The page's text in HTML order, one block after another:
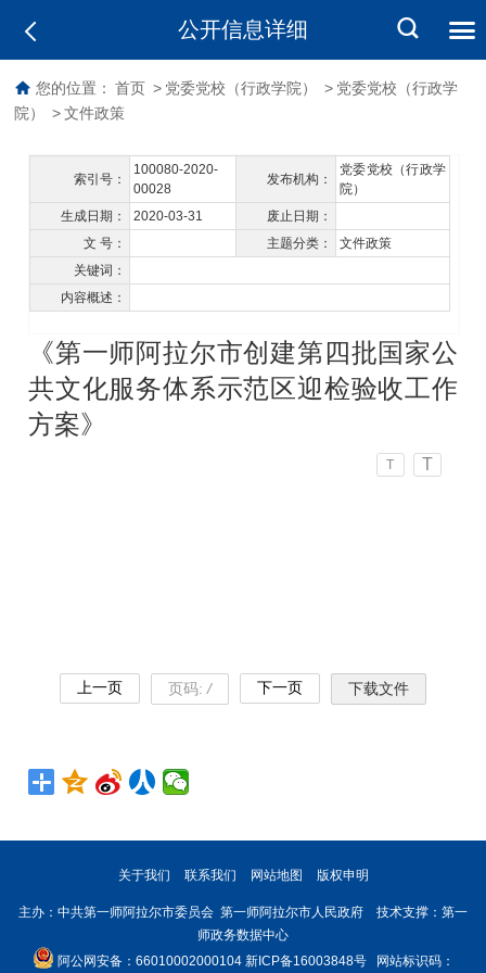
公开信息详细
您的位置： 首页 > 党委党校（行政学院） > 党委党校（行政学
院）
> 文件政策
索引号：
100080-2020-
00028
发布机构：
党委党校（行政学
院）
生成日期：
2020-03-31
废止日期：
文 号：
主题分类：
文件政策
关键词：
内容概述：
《第一师阿拉尔市创建第四批国家公
共文化服务体系示范区迎检验收工作
方案》
T T
上一页 页码: / 下一页 下载文件
关于我们 联系我们 网站地图 版权申明
主办：中共第一师阿拉尔市委员会 第一师阿拉尔市人民政府 技术支撑：第一
师政务数据中心
阿公网安备：66010002000104 新ICP备16003848号网站标识码：